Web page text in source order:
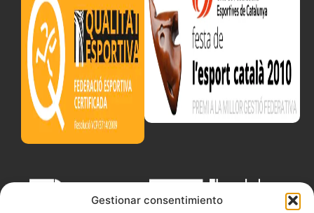
Gestionar consentimiento